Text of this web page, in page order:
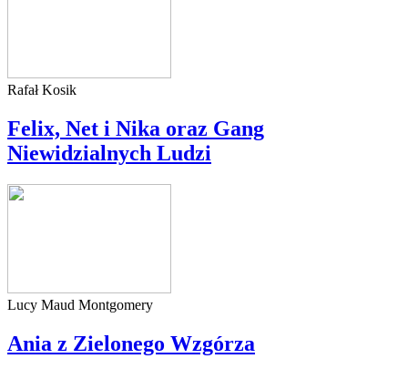
Rafał Kosik
Felix, Net i Nika oraz Gang
Niewidzialnych Ludzi
Lucy Maud Montgomery
Ania z Zielonego Wzgórza